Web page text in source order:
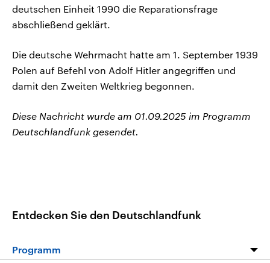
deutschen Einheit 1990 die Reparationsfrage
abschließend geklärt.
Die deutsche Wehrmacht hatte am 1. September 1939
Polen auf Befehl von Adolf Hitler angegriffen und
damit den Zweiten Weltkrieg begonnen.
Diese Nachricht wurde am 01.09.2025 im Programm
Deutschlandfunk gesendet.
Entdecken Sie den Deutschlandfunk
Programm